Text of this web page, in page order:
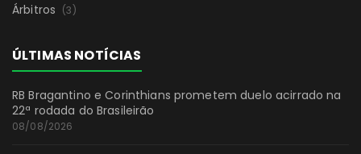
Árbitros (3)
ÚLTIMAS NOTÍCIAS
RB Bragantino e Corinthians prometem duelo acirrado na
22ª rodada do Brasileirão
08/08/2026